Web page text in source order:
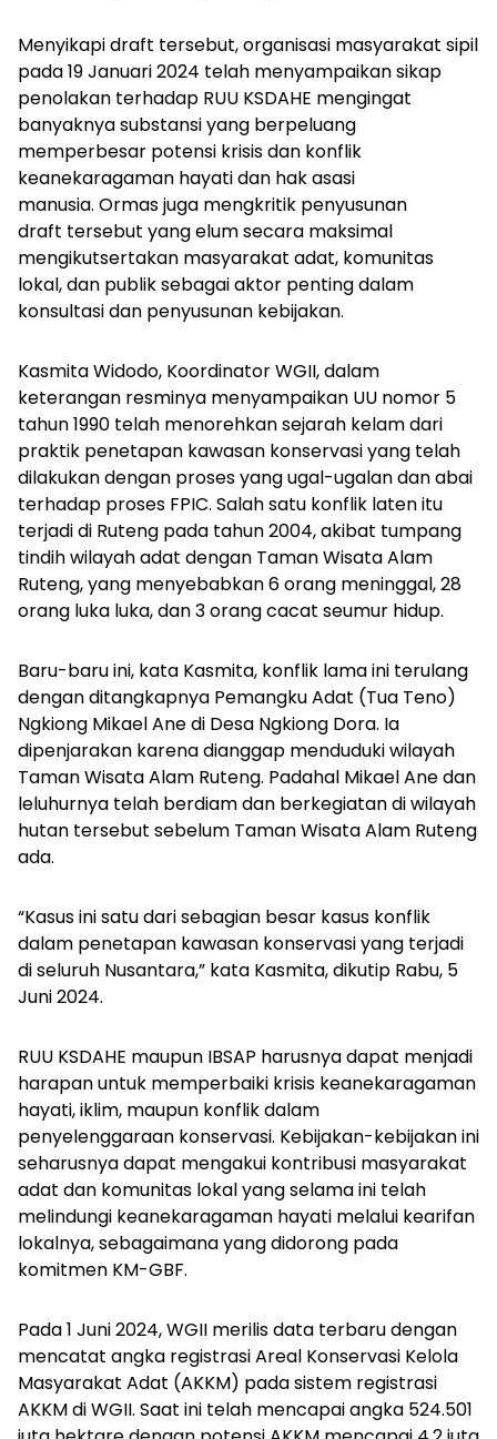
Menyikapi draft tersebut, organisasi masyarakat sipil
pada 19 Januari 2024 telah menyampaikan sikap
penolakan terhadap RUU KSDAHE mengingat
banyaknya substansi yang berpeluang
memperbesar potensi krisis dan konflik
keanekaragaman hayati dan hak asasi
manusia. Ormas juga mengkritik penyusunan
draft tersebut yang elum secara maksimal
mengikutsertakan masyarakat adat, komunitas
lokal, dan publik sebagai aktor penting dalam
konsultasi dan penyusunan kebijakan.
Kasmita Widodo, Koordinator WGII, dalam
keterangan resminya menyampaikan UU nomor 5
tahun 1990 telah menorehkan sejarah kelam dari
praktik penetapan kawasan konservasi yang telah
dilakukan dengan proses yang ugal-ugalan dan abai
terhadap proses FPIC. Salah satu konflik laten itu
terjadi di Ruteng pada tahun 2004, akibat tumpang
tindih wilayah adat dengan Taman Wisata Alam
Ruteng, yang menyebabkan 6 orang meninggal, 28
orang luka luka, dan 3 orang cacat seumur hidup.
Baru-baru ini, kata Kasmita, konflik lama ini terulang
dengan ditangkapnya Pemangku Adat (Tua Teno)
Ngkiong Mikael Ane di Desa Ngkiong Dora. Ia
dipenjarakan karena dianggap menduduki wilayah
Taman Wisata Alam Ruteng. Padahal Mikael Ane dan
leluhurnya telah berdiam dan berkegiatan di wilayah
hutan tersebut sebelum Taman Wisata Alam Ruteng
ada.
“Kasus ini satu dari sebagian besar kasus konflik
dalam penetapan kawasan konservasi yang terjadi
di seluruh Nusantara,” kata Kasmita, dikutip Rabu, 5
Juni 2024.
RUU KSDAHE maupun IBSAP harusnya dapat menjadi
harapan untuk memperbaiki krisis keanekaragaman
hayati, iklim, maupun konflik dalam
penyelenggaraan konservasi. Kebijakan-kebijakan ini
seharusnya dapat mengakui kontribusi masyarakat
adat dan komunitas lokal yang selama ini telah
melindungi keanekaragaman hayati melalui kearifan
lokalnya, sebagaimana yang didorong pada
komitmen KM-GBF.
Pada 1 Juni 2024, WGII merilis data terbaru dengan
mencatat angka registrasi Areal Konservasi Kelola
Masyarakat Adat (AKKM) pada sistem registrasi
AKKM di WGII. Saat ini telah mencapai angka 524.501